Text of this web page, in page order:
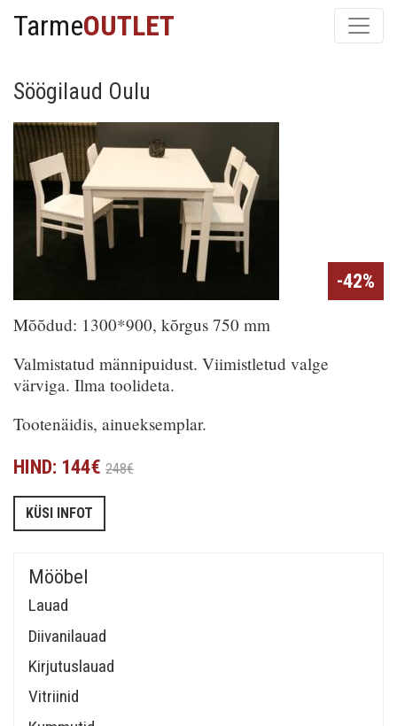
TarmeOUTLET
Mööbel
Lauad
Diivanilauad
Kirjutuslauad
Vitriinid
Söögilaud Oulu
-42%
Mõõdud: 1300*900, kõrgus 750 mm
Valmistatud männipuidust. Viimistletud valge
värviga. Ilma toolideta.
Tootenäidis, ainueksemplar.
HIND: 144€ 248€
KÜSI INFOT